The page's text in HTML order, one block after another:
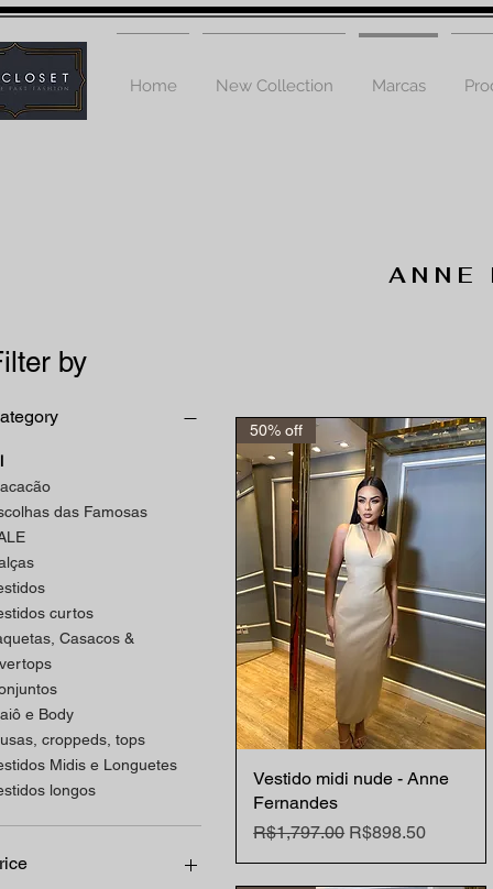
Home New Collection Marcas
ANNE
by
das Famosas
curtos
Casacos &
e Body
croppeds, tops
Midis e Longuetes
longos
Quick View
50% off
Vestido midi nude - Anne
Fernandes
Regular Price
R$1,797.00 Sale Price
R$898.50